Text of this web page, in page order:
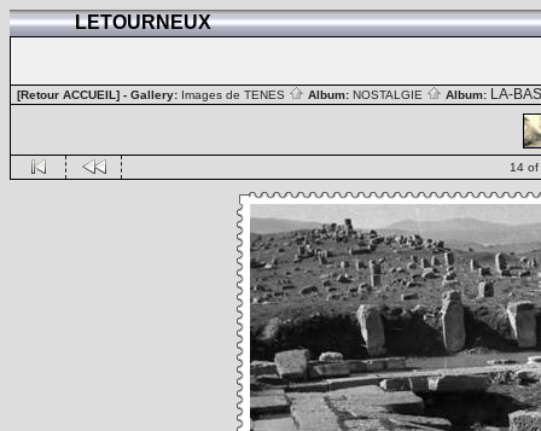
LETOURNEUX
[Retour ACCUEIL] - Gallery: Images de TENES Album: NOSTALGIE Album: LA-BAS
14 of